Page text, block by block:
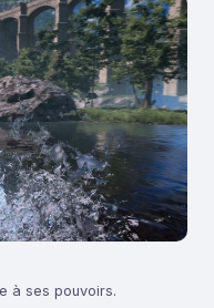
à ses pouvoirs.